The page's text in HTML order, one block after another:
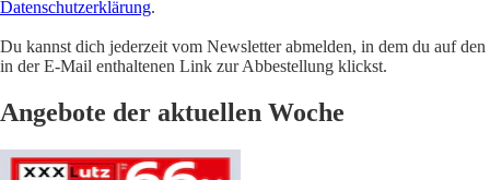
Datenschutzerklärung.
Du kannst dich jederzeit vom Newsletter abmelden, in dem du auf den
in der E-Mail enthaltenen Link zur Abbestellung klickst.
Angebote der aktuellen Woche